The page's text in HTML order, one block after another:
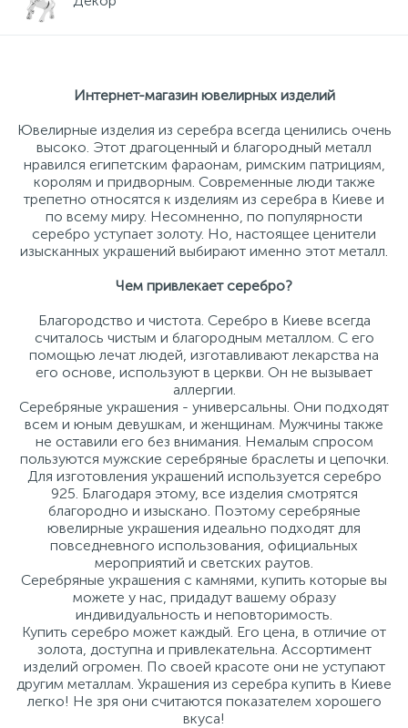
Интернет-магазин ювелирных изделий
Ювелирные изделия из серебра всегда ценились очень
высоко. Этот драгоценный и благородный металл
нравился египетским фараонам, римским патрициям,
королям и придворным. Современные люди также
трепетно относятся к изделиям из серебра в Киеве и
по всему миру. Несомненно, по популярности
серебро уступает золоту. Но, настоящее ценители
изысканных украшений выбирают именно этот металл.
Чем привлекает серебро?
Благородство и чистота. Серебро в Киеве всегда
считалось чистым и благородным металлом. С его
помощью лечат людей, изготавливают лекарства на
его основе, используют в церкви. Он не вызывает
аллергии.
Серебряные украшения - универсальны. Они подходят
всем и юным девушкам, и женщинам. Мужчины также
не оставили его без внимания. Немалым спросом
пользуются мужские серебряные браслеты и цепочки.
Для изготовления украшений используется серебро
925. Благодаря этому, все изделия смотрятся
благородно и изыскано. Поэтому серебряные
ювелирные украшения идеально подходят для
повседневного использования, официальных
мероприятий и светских раутов.
Серебряные украшения с камнями, купить которые вы
можете у нас, придадут вашему образу
индивидуальность и неповторимость.
Купить серебро может каждый. Его цена, в отличие от
золота, доступна и привлекательна. Ассортимент
изделий огромен. По своей красоте они не уступают
другим металлам. Украшения из серебра купить в Киеве
легко! Не зря они считаются показателем хорошего
вкуса!
Серебряные цепочки
Серебряные аксессуары
Серебряные сувениры
Золотые цепи